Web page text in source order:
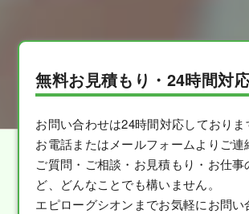
無料お見積もり・24時間対
お問い合わせは24時間対応しておりま
お電話またはメールフォームよりご連
ご質問・ご相談・お見積もり・お仕事
ど、どんなことでも構いません。
エピローグシオンまでお気軽にお問い